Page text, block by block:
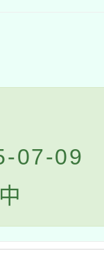
07-09